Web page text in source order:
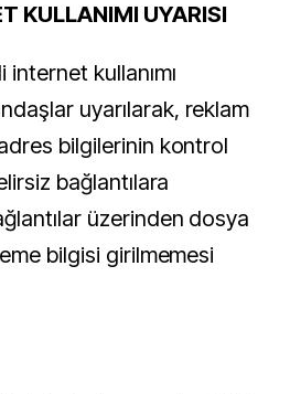
KULLANIMI UYARISI
kullanımı
uyarılarak, reklam
bilgilerinin kontrol
bağlantılara
üzerinden dosya
bilgisi girilmemesi